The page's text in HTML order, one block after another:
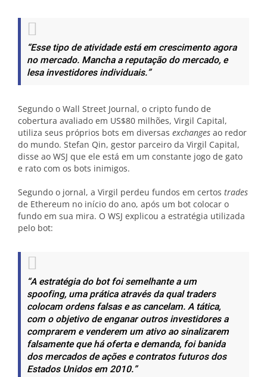
“Esse tipo de atividade está em crescimento agora
no mercado. Mancha a reputação do mercado, e
lesa investidores individuais.”
Segundo o Wall Street Journal, o cripto fundo de
cobertura avaliado em US$80 milhões, Virgil Capital,
utiliza seus próprios bots em diversas exchanges ao redor
do mundo. Stefan Qin, gestor parceiro da Virgil Capital,
disse ao WSJ que ele está em um constante jogo de gato
e rato com os bots inimigos.
Segundo o jornal, a Virgil perdeu fundos em certos trades
de Ethereum no início do ano, após um bot colocar o
fundo em sua mira. O WSJ explicou a estratégia utilizada
pelo bot:
“A estratégia do bot foi semelhante a um
spoofing, uma prática através da qual traders
colocam ordens falsas e as cancelam. A tática,
com o objetivo de enganar outros investidores a
comprarem e venderem um ativo ao sinalizarem
falsamente que há oferta e demanda, foi banida
dos mercados de ações e contratos futuros dos
Estados Unidos em 2010.”